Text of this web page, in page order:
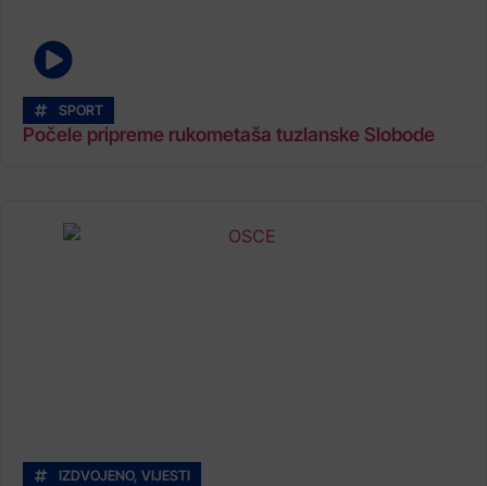
SPORT
Počele pripreme rukometaša tuzlanske Slobode
IZDVOJENO, VIJESTI